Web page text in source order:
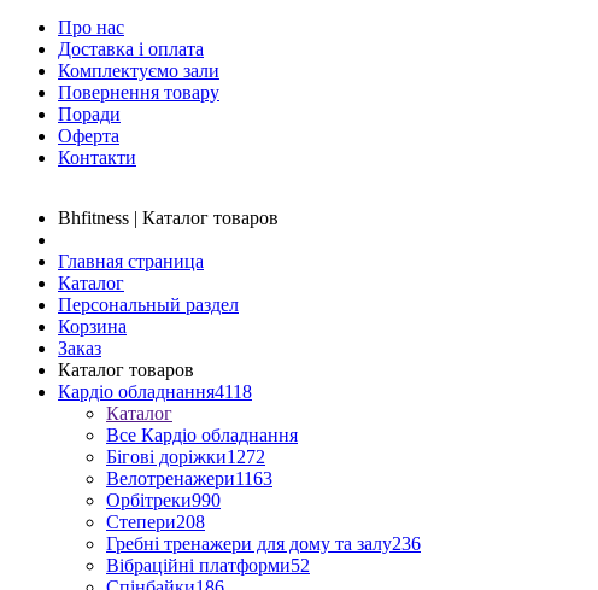
Про нас
Доставка і оплата
Комплектуємо зали
Повернення товару
Поради
Оферта
Контакти
Bhfitness | Каталог товаров
Главная страница
Каталог
Персональный раздел
Корзина
Заказ
Каталог товаров
Кардіо обладнання4118
Каталог
Все Кардіо обладнання
Бігові доріжки1272
Велотренажери1163
Орбітреки990
Степери208
Гребні тренажери для дому та залу236
Вібраційні платформи52